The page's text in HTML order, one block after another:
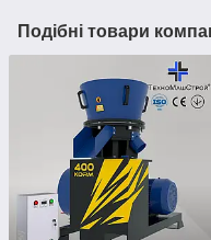
Подібні товари